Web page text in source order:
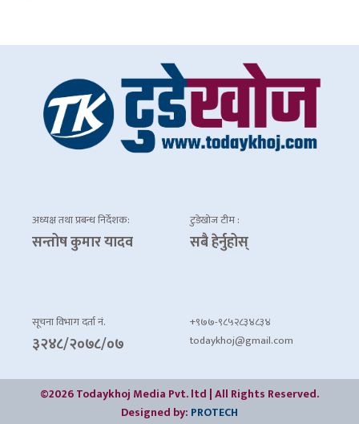
अध्यक्ष तथा प्रबन्ध निर्देशक:
सन्तोष कुमार यादव
टुडेखोज टीम :
सबै हेर्नुहोस्
सूचना विभाग दर्ता नं.
३२४८/२०७८/०७
+९७७-९८५२८३४८३४
todaykhoj@gmail.com
©2026 Todaykhoj Media Pvt. ltd | All Rights Reserved.
Designed by: PROTECH